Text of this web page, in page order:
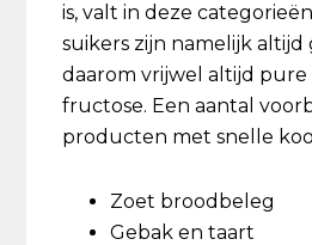
is, valt in deze
suikers zijn namelijk altijd
daarom vrijwel altijd pure
fructose. Een aantal
producten met snelle
Zoet broodbeleg
Gebak en taart